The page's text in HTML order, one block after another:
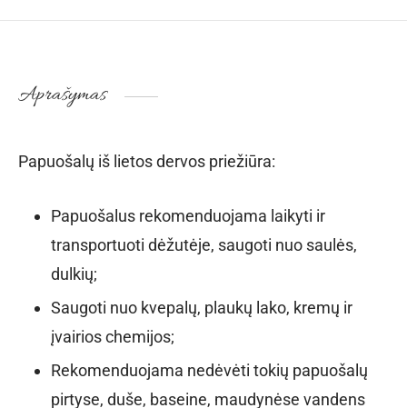
Aprašymas
Papuošalų iš lietos dervos priežiūra:
Papuošalus rekomenduojama laikyti ir
transportuoti dėžutėje, saugoti nuo saulės,
dulkių;
Saugoti nuo kvepalų, plaukų lako, kremų ir
įvairios chemijos;
Rekomenduojama nedėvėti tokių papuošalų
pirtyse, duše, baseine, maudynėse vandens